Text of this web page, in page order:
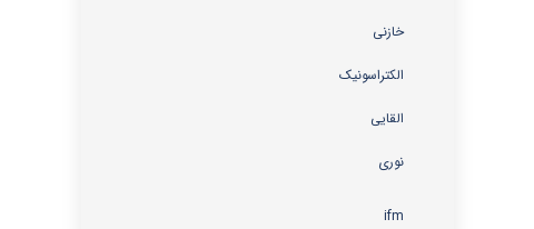
خازنی
الکتراسونیک
القایی
نوری
ifm